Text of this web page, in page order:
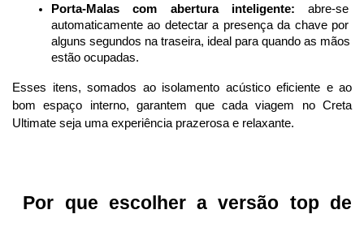
Porta-Malas com abertura inteligente: abre-se
automaticamente ao detectar a presença da chave por
alguns segundos na traseira, ideal para quando as mãos
estão ocupadas.
Esses itens, somados ao isolamento acústico eficiente e ao
bom espaço interno, garantem que cada viagem no Creta
Ultimate seja uma experiência prazerosa e relaxante.
Por que escolher a versão top de